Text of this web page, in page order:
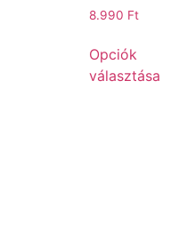
8.990 Ft
Opciók
választása